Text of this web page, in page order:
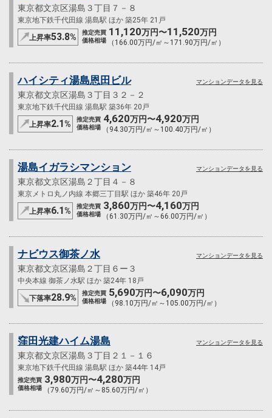
東京都文京区湯島３丁目７－８
東京地下鉄千代田線 湯島駅 ほか 築25年 21戸
上昇率53.8%
推定売買
価格相場
11,120万円〜11,520万円
（166.00万円/㎡～171.90万円/㎡）
ハイシティ湯島恩田ビル
東京都文京区湯島３丁目３２－２
東京地下鉄千代田線 湯島駅 築36年 20戸
上昇率2.1%
推定売買
価格相場
4,620万円〜4,920万円
（94.30万円/㎡～100.40万円/㎡）
マンションデータを見る
湯島イガラシマンション
東京都文京区湯島２丁目４－８
東京メトロ丸ノ内線 本郷三丁目駅 ほか 築46年 20戸
上昇率6.1%
推定売買
価格相場
3,860万円〜4,160万円
（61.30万円/㎡～66.00万円/㎡）
マンションデータを見る
ナビウス御茶ノ水
東京都文京区湯島２丁目６ー３
中央本線 御茶ノ水駅 ほか 築24年 18戸
下落率28.9%
推定売買
価格相場
5,690万円〜6,090万円
（98.10万円/㎡～105.00万円/㎡）
マンションデータを見る
窪田光建ハイム湯島
東京都文京区湯島３丁目２１－１６
東京地下鉄千代田線 湯島駅 ほか 築44年 14戸
推定売買
価格相場
3,980万円〜4,280万円
（79.60万円/㎡～85.60万円/㎡）
マンションデータを見る